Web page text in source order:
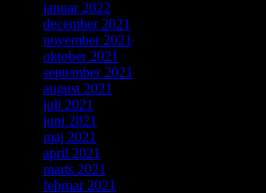
januar 2022
december 2021
november 2021
oktober 2021
september 2021
august 2021
juli 2021
juni 2021
maj 2021
april 2021
marts 2021
februar 2021